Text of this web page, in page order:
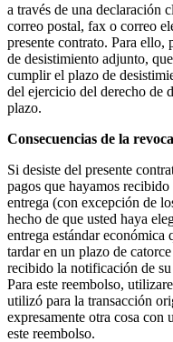
a través de una declaración
correo postal, fax o correo
presente contrato. Para
de desistimiento adjunto,
cumplir el plazo de
del ejercicio del derecho de
plazo.
Consecuencias de la
Si desiste del presente
pagos que hayamos
entrega (con excepción de
hecho de que usted haya
entrega estándar económica
tardar en un plazo de
recibido la notificación de
Para este reembolso,
utilizó para la transacción
expresamente otra cosa con
este reembolso.